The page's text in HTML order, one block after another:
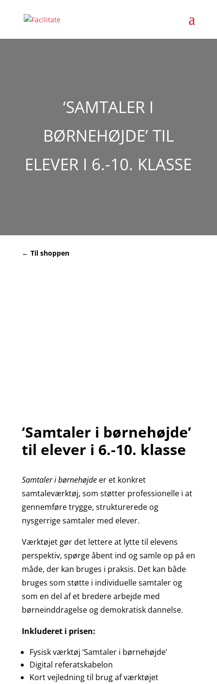
‘SAMTALER I
BØRNEHØJDE’ TIL
ELEVER I 6.-10. KLASSE
← Til shoppen
‘Samtaler i børnehøjde’
til elever i 6.-10. klasse
Samtaler i børnehøjdeer et konkret
samtaleværktøj, som støtter professionelle i at
gennemføre trygge, strukturerede og
nysgerrige samtaler med elever.
Værktøjet gør det lettere at lytte til elevens
perspektiv, spørge åbent ind og samle op på en
måde, der kan bruges i praksis. Det kan både
bruges som støtte i individuelle samtaler og
som en del af et bredere arbejde med
børneinddragelse og demokratisk dannelse.
Inkluderet i prisen:
Fysisk værktøj ‘Samtaler i børnehøjde’
Digital referatskabelon
Kort vejledning til brug af værktøjet